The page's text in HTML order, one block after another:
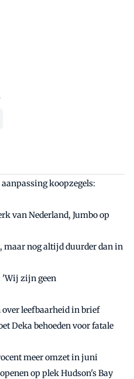
koopzegels:
van Nederland, Jumbo op
nog altijd duurder dan in
'Wij zijn geen
over leefbaarheid in brief
Deka behoeden voor fatale
meer omzet in juni
op plek Hudson's Bay